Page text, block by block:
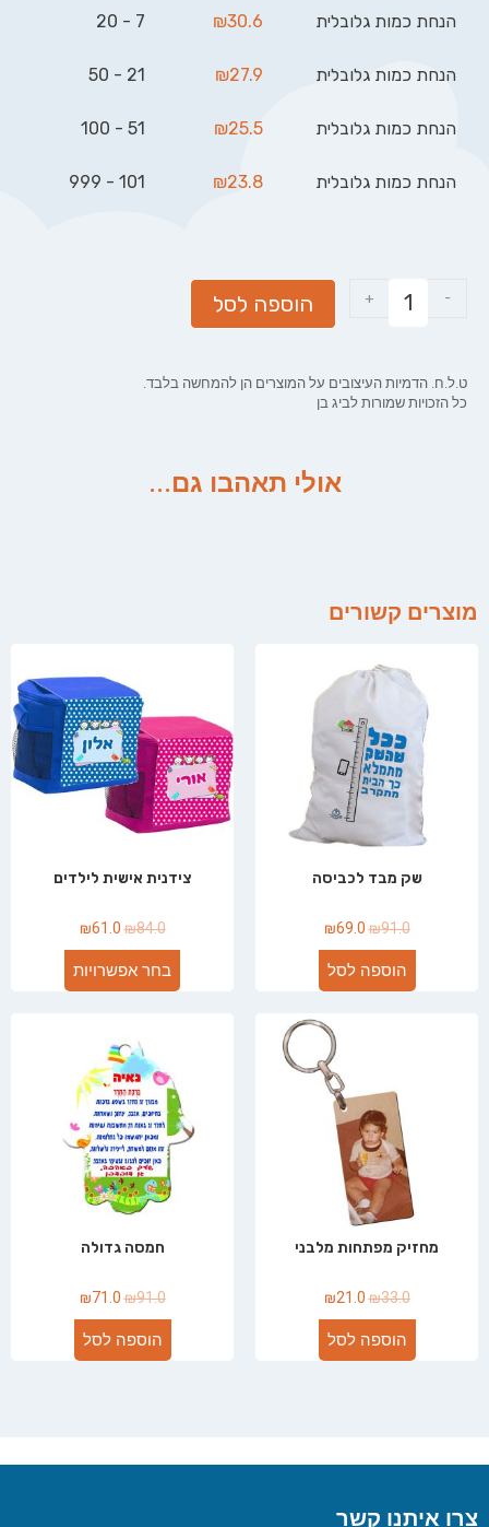
הנחת כמות גלובלית ₪30.6
7 - 20
הנחת כמות גלובלית ₪27.9
21 - 50
הנחת כמות גלובלית ₪25.5
51 - 100
הנחת כמות גלובלית ₪23.8
101 - 999
-
+ הוספה לסל
ט.ל.ח. הדמיות העיצובים על המוצרים הן להמחשה בלבד.
כל הזכויות שמורות לביג בן
אולי תאהבו גם...
מוצרים קשורים
שק מבד לכביסה
₪91.0
₪69.0
הוספה לסל
צידנית אישית לילדים
₪84.0
₪61.0
בחר אפשרויות
מחזיק מפתחות מלבני
₪33.0
₪21.0
הוספה לסל
חמסה גדולה
₪91.0
₪71.0
הוספה לסל
צרו איתנו קשר